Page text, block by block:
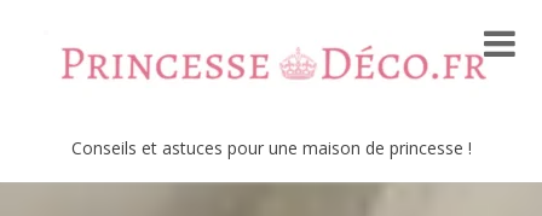
Conseils et astuces pour une maison de princesse !